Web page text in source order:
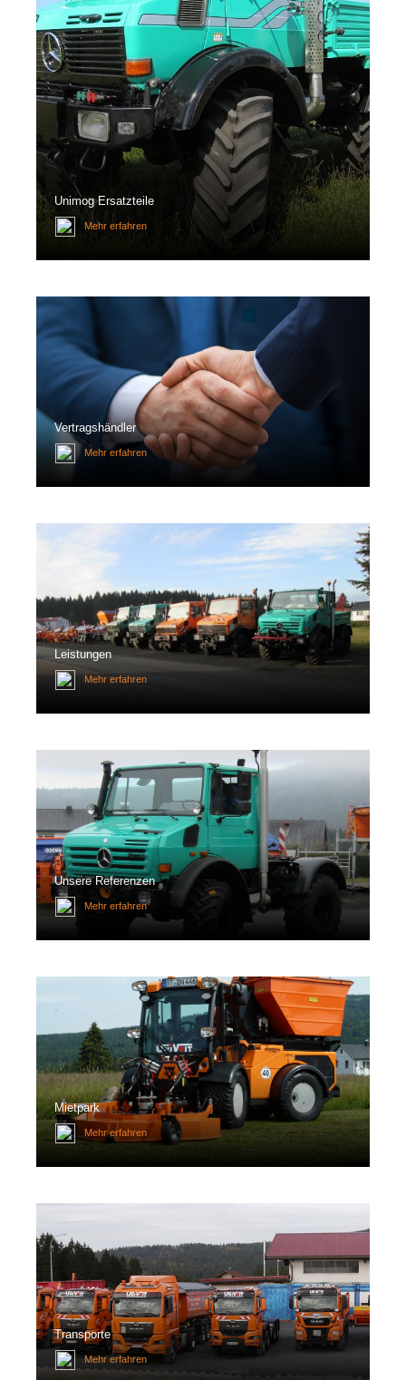
Unimog Ersatzteile
Mehr erfahren
Vertragshändler
Mehr erfahren
Leistungen
Mehr erfahren
Unsere Referenzen
Mehr erfahren
Mietpark
Mehr erfahren
Transporte
Mehr erfahren